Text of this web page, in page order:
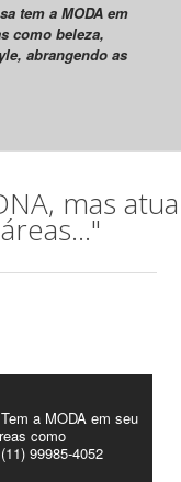
tem a MODA em
como beleza,
abrangendo as
mas atua
a MODA em seu
como
99985-4052